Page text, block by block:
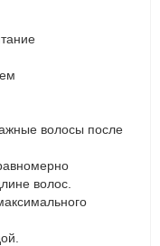
волосы после
волос.